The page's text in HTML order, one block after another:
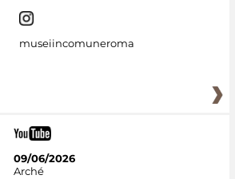
museiincomuneroma
09/06/2026
Arché